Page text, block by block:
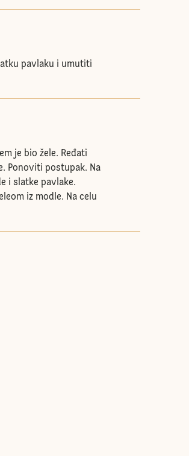
pavlaku i umutiti
je bio žele. Ređati
Ponoviti postupak. Na
i slatke pavlake.
iz modle. Na celu